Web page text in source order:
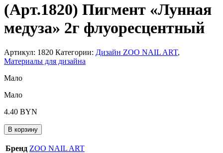
(Арт.1820) Пигмент «Лунная
медуза» 2г флуоресцентный
Артикул: 1820 Категории: Дизайн ZOO NAIL ART,
Материалы для дизайна
Мало
Мало
4.40 BYN
В корзину
Бренд ZOO NAIL ART